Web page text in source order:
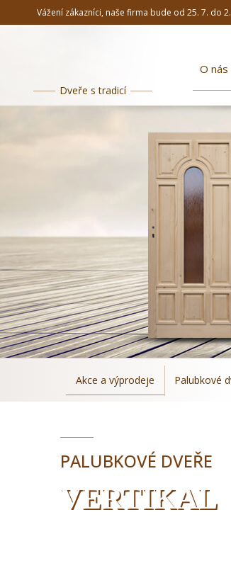
Vážení zákazníci, naše firma bude od 25. 7.
Dveře s tradicí
O nás
Akce a výprodeje Palubkové
PALUBKOVÉ DVEŘE
VERTIKAL